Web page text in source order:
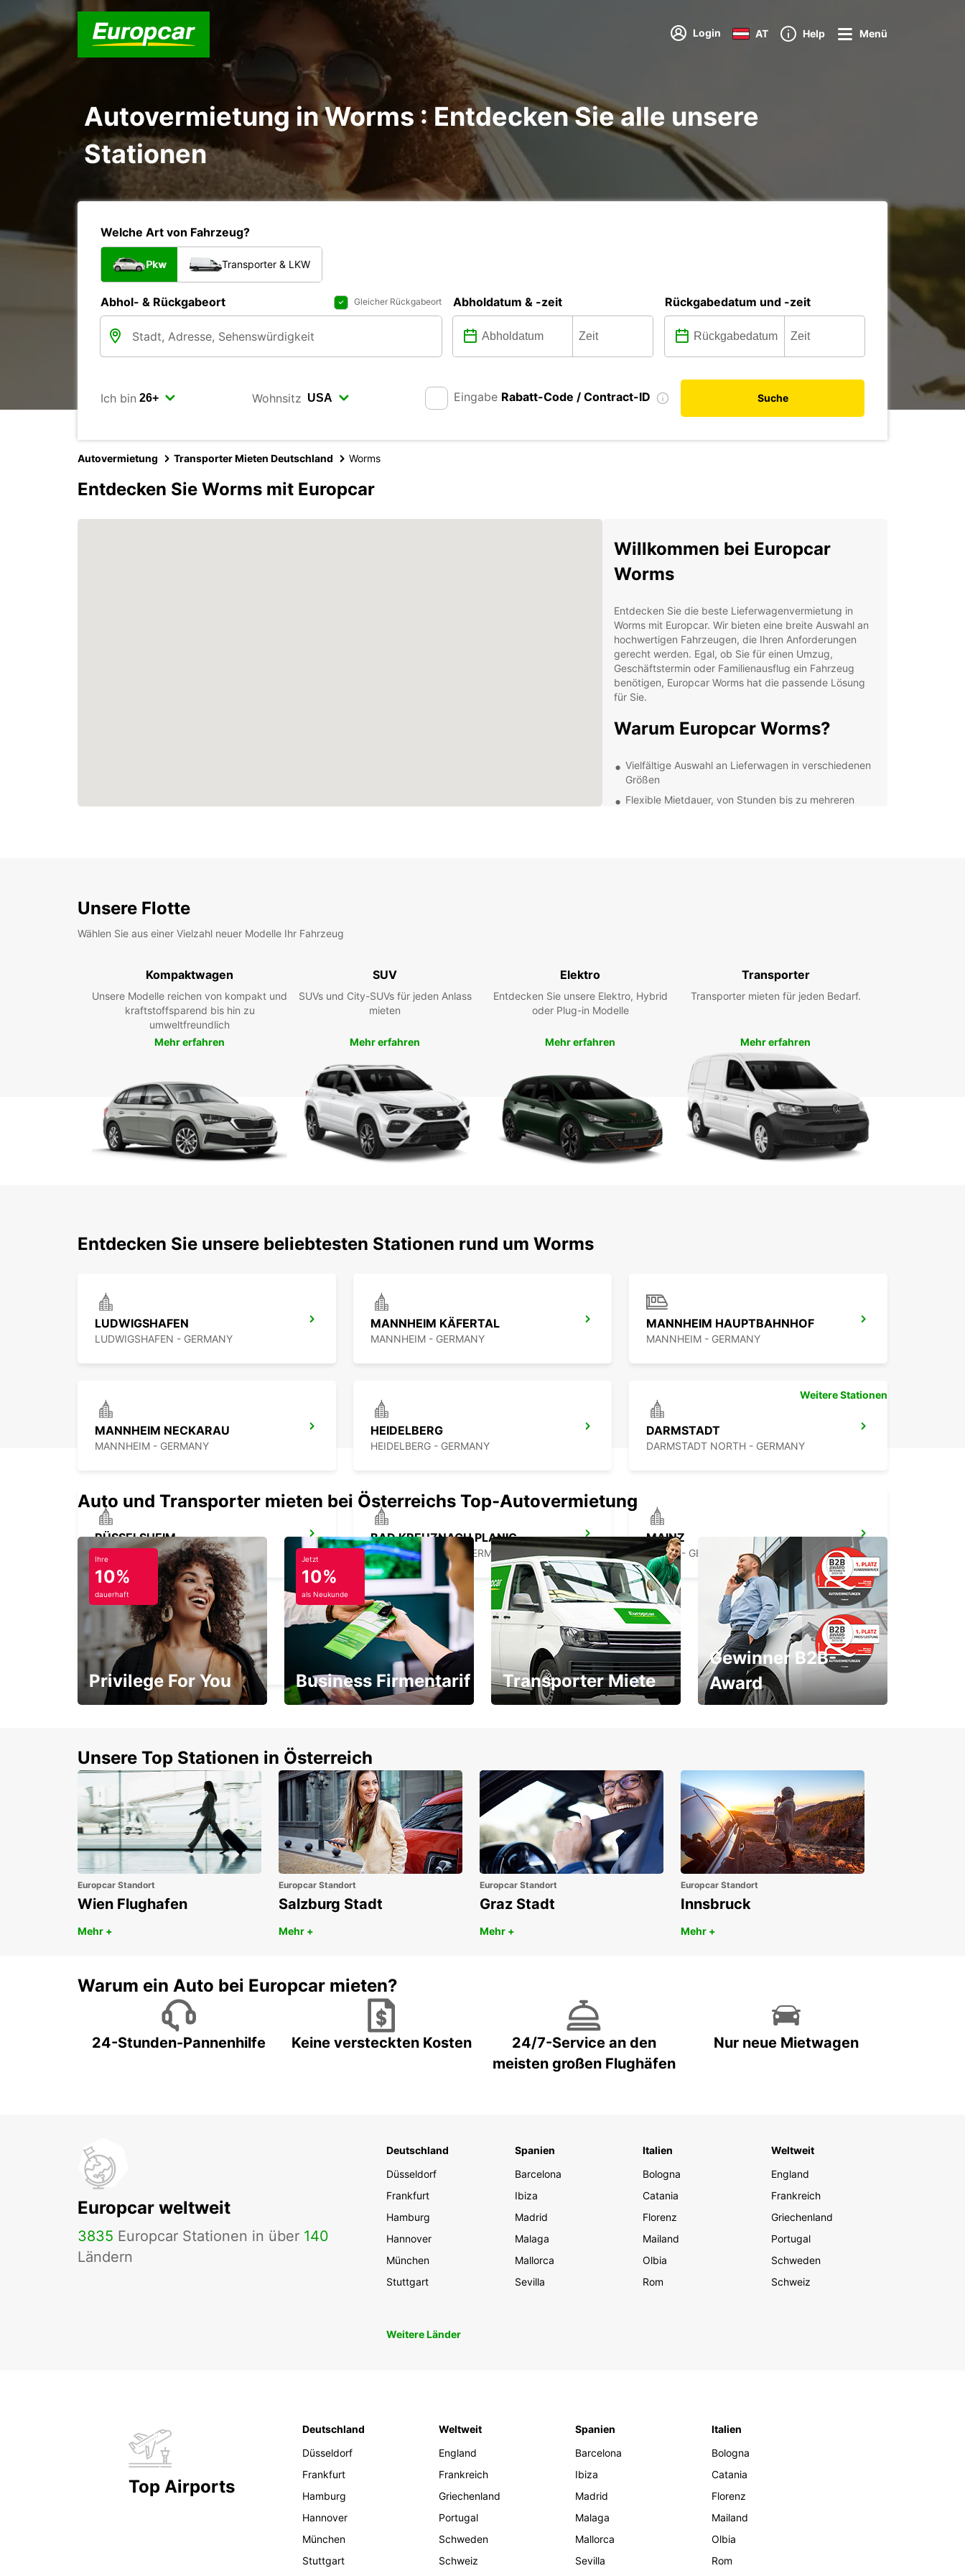
Login AT Help Menü
Autovermietung in Worms : Entdecken Sie alle unsere
Stationen
Welche Art von Fahrzeug?
Pkw Transporter & LKW
Abhol- & Rückgabeort Gleicher Rückgabeort Abholdatum & -zeit Rückgabedatum und -zeit
Ich bin Wohnsitz Eingabe Rabatt-Code / Contract-ID Suche
Autovermietung Transporter Mieten Deutschland Worms
Entdecken Sie Worms mit Europcar
Willkommen bei Europcar
Worms
Entdecken Sie die beste Lieferwagenvermietung in
Worms mit Europcar. Wir bieten eine breite Auswahl an
hochwertigen Fahrzeugen, die Ihren Anforderungen
gerecht werden. Egal, ob Sie für einen Umzug,
Geschäftstermin oder Familienausflug ein Fahrzeug
benötigen, Europcar Worms hat die passende Lösung
für Sie.
Warum Europcar Worms?
Vielfältige Auswahl an Lieferwagen in verschiedenen
Größen
Flexible Mietdauer, von Stunden bis zu mehreren
Europcar Worms
Mieten Sie Ihren Lieferwagen bei Europcar Worms und
zu reservieren und sparen Sie Zeit bei der Abholung.
Unser Team steht Ihnen jederzeit zur Verfügung, um
alle Ihre Fragen zu beantworten und Ihren Mietwagen
nach Ihren Wünschen anzupassen.
Kontaktieren Sie uns jetzt
Bei Europcar Worms sind wir bestrebt, Ihnen die
Unsere Flotte
Wählen Sie aus einer Vielzahl neuer Modelle Ihr Fahrzeug
Kompaktwagen
Unsere Modelle reichen von kompakt und
kraftstoffsparend bis hin zu
umweltfreundlich
Mehr erfahren
SUV
SUVs und City-SUVs für jeden Anlass
mieten
Mehr erfahren
Elektro
Entdecken Sie unsere Elektro, Hybrid
oder Plug-in Modelle
Mehr erfahren
Transporter
Transporter mieten für jeden Bedarf.
Mehr erfahren
Entdecken Sie unsere beliebtesten Stationen rund um Worms
LUDWIGSHAFEN
LUDWIGSHAFEN - GERMANY
MANNHEIM KÄFERTAL
MANNHEIM - GERMANY
MANNHEIM HAUPTBAHNHOF
MANNHEIM - GERMANY
MANNHEIM NECKARAU
MANNHEIM - GERMANY
HEIDELBERG
HEIDELBERG - GERMANY
DARMSTADT
DARMSTADT NORTH - GERMANY
RÜSSELSHEIM
RUESSELSHEIM - GERMANY
BAD KREUZNACH PLANIG
BAD KREUZNACH - GERMANY
MAINZ
MAINZ - GERMANY
LANGEN
LANGEN - GERMANY
Weitere Stationen
Auto und Transporter mieten bei Österreichs Top-Autovermietung
Ihre
10%
dauerhaft
Privilege For You
Jetzt
10%
als Neukunde
Business Firmentarif Transporter Miete
Gewinner B2B-
Award
Unsere Top Stationen in Österreich
Europcar Standort
Wien Flughafen
Mehr +
Europcar Standort
Salzburg Stadt
Mehr +
Europcar Standort
Graz Stadt
Mehr +
Europcar Standort
Innsbruck
Mehr +
Warum ein Auto bei Europcar mieten?
24-Stunden-Pannenhilfe Keine versteckten Kosten
24/7-Service an den
meisten großen Flughäfen
Nur neue Mietwagen
Europcar weltweit
3835 Europcar Stationen in über 140
Ländern
Deutschland
Düsseldorf
Frankfurt
Hamburg
Hannover
München
Stuttgart
Spanien
Barcelona
Ibiza
Madrid
Malaga
Mallorca
Sevilla
Italien
Bologna
Catania
Florenz
Mailand
Olbia
Rom
Weltweit
England
Frankreich
Griechenland
Portugal
Schweden
Schweiz
Weitere Länder
Top Airports
Deutschland
Düsseldorf
Frankfurt
Hamburg
Hannover
München
Stuttgart
Weltweit
England
Frankreich
Griechenland
Portugal
Schweden
Schweiz
Spanien
Barcelona
Ibiza
Madrid
Malaga
Mallorca
Sevilla
Italien
Bologna
Catania
Florenz
Mailand
Olbia
Rom